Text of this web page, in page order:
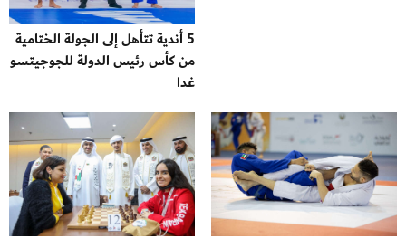
5 أندية تتأهل إلى الجولة الختامية
من كأس رئيس الدولة للجوجيتسو
غدا